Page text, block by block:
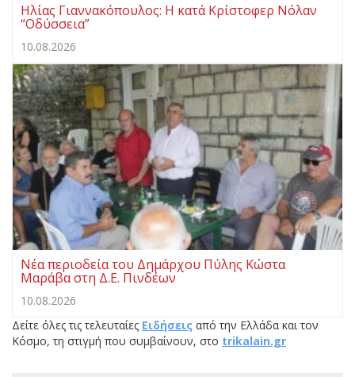
Ηλίας Γιαννακόπουλος: Η κατά Κρίστοφερ Νόλαν
“Oδύσσεια”
10.08.2026
Νέα περιοδεία του Δημάρχου Πύλης Κώστα
Μαράβα στη Δ.Ε. Πινδέων
10.08.2026
Δείτε όλες τις τελευταίες Ειδήσεις από την Ελλάδα και τον
Κόσμο, τη στιγμή που συμβαίνουν, στο trikalain.gr